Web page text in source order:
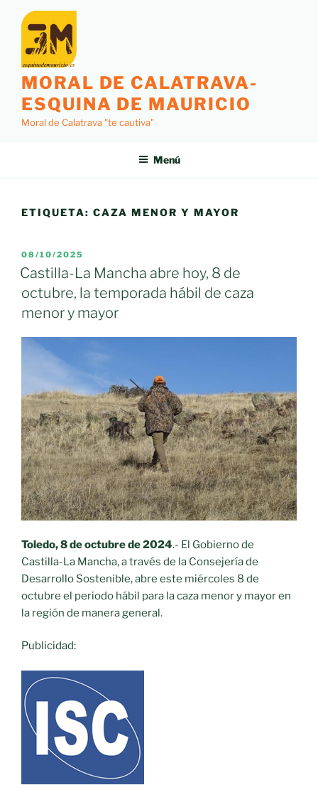
contenido
MORAL DE CALATRAVA-
ESQUINA DE MAURICIO
Moral de Calatrava "te cautiva"
Menú
ETIQUETA: CAZA MENOR Y MAYOR
PUBLICADO
EL
08/10/2025
Castilla-La Mancha abre hoy, 8 de
octubre, la temporada hábil de caza
menor y mayor
Toledo, 8 de octubre de 2024.- El Gobierno de
Castilla-La Mancha, a través de la Consejería de
Desarrollo Sostenible, abre este miércoles 8 de
octubre el periodo hábil para la caza menor y mayor en
la región de manera general.
Publicidad: